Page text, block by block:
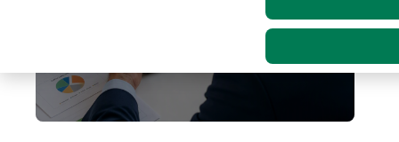
¿Qué significa invertir en